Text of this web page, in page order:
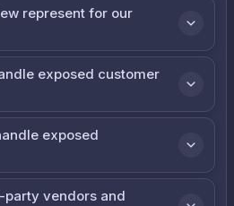
represent for our
exposed customer
exposed
vendors and